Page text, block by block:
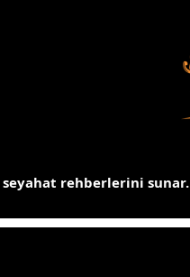
rehberlerini sunar.